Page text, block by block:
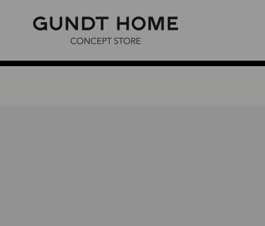
GUNDT HOME